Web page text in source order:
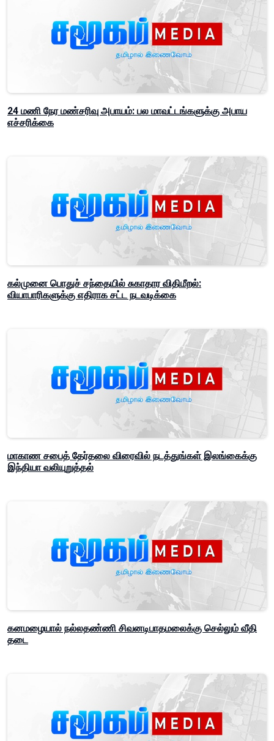
24 மணி நேர மண்சரிவு அபாயம்: பல மாவட்டங்களுக்கு அபாய
எச்சரிக்கை
கல்முனை பொதுச் சந்தையில் சுகாதார விதிமீறல்:
வியாபாரிகளுக்கு எதிராக சட்ட நடவடிக்கை
மாகாண சபைத் தேர்தலை விரைவில் நடத்துங்கள் இலங்கைக்கு
இந்தியா வலியுறுத்தல்
கனமழையால் நல்லதண்ணி சிவனடிபாதமலைக்கு செல்லும் வீதி
தடை